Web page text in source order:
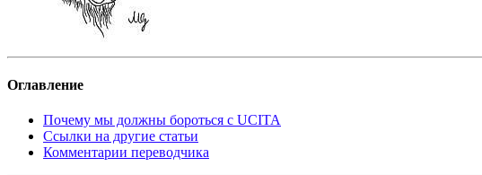
Оглавление
Почему мы должны бороться с UCITA
Ссылки на другие статьи
Комментарии переводчика